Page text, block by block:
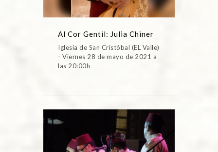
Al Cor Gentil: Julia Chiner
Iglesia de San Cristóbal (EL Valle)
- Viernes 28 de mayo de 2021 a
las 20:00h